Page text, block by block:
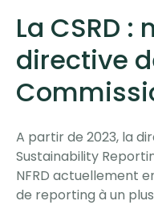
La CSRD :
directive
A partir de 2023, la
Sustainability
NFRD actuellement
de reporting à un